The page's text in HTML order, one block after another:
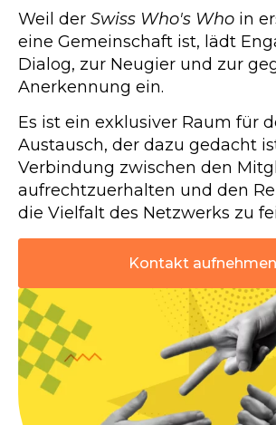
Weil der Swiss Who's Who in
eine Gemeinschaft ist, lädt
Dialog, zur Neugier und zur
Anerkennung ein.
Es ist ein exklusiver Raum für
Austausch, der dazu gedacht
Verbindung zwischen den
aufrechtzuerhalten und den
die Vielfalt des Netzwerks zu
Kontakt aufnehmen